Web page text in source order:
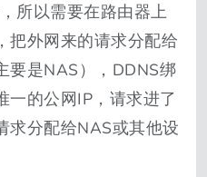
所以需要在路由器上
把外网来的请求分配给
要是NAS），DDNS绑
一的公网IP，请求进了
求分配给NAS或其他设